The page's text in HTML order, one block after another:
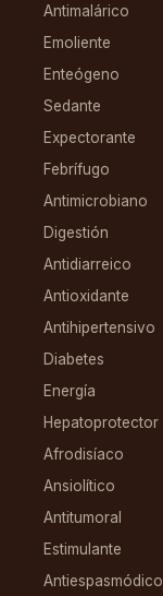
Antimalárico
Emoliente
Enteógeno
Sedante
Expectorante
Febrífugo
Antimicrobiano
Digestión
Antidiarreico
Antioxidante
Antihipertensivo
Diabetes
Energía
Hepatoprotector
Afrodisíaco
Ansiolítico
Antitumoral
Estimulante
Antiespasmódico